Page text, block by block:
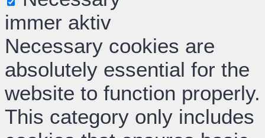
immer aktiv
Necessary cookies are
absolutely essential for the
website to function properly.
This category only includes